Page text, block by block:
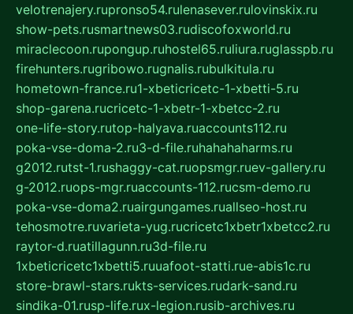
velotrenajery.rupronso54.rulenasever.rulovinskix.ru
show-pets.rusmartnews03.rudiscofoxworld.ru
miraclecoon.rupongup.ruhostel65.ruliura.ruglasspb.ru
firehunters.rugribowo.rugnalis.rubulkitula.ru
hometown-france.ru1-xbeticricetc-1-xbetti-5.ru
shop-garena.rucricetc-1-xbetr-1-xbetcc-2.ru
one-life-story.rutop-halyava.ruaccounts112.ru
poka-vse-doma-2.ru3-d-file.ruhahahaharms.ru
g2012.rutst-1.rushaggy-cat.ruopsmgr.ruev-gallery.ru
g-2012.ruops-mgr.ruaccounts-112.rucsm-demo.ru
poka-vse-doma2.ruairgungames.ruallseo-host.ru
tehosmotre.ruvarieta-yug.rucricetc1xbetr1xbetcc2.ru
raytor-d.ruatillagunn.ru3d-file.ru
1xbeticricetc1xbetti5.ruuafoot-statti.rue-abis1c.ru
store-brawl-stars.rukts-services.rudark-sand.ru
sindika-01.rusp-life.rux-legion.rusib-archives.ru